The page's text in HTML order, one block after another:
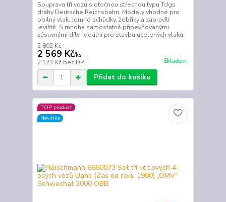
Souprava tří vozů s otočnou střechou typu Tdgs
dráhy Deutsche Reichsbahn. Modely vhodné pro
obilný vlak. Jemné schůdky, žebříky a zábradlí
jeviště. S mnoha samostatně připevňovanými
zásuvnými díly. Ideální pro stavbu ucelených vlaků.
2 802 Kč
2 569 Kč/ks
2 123 Kč bez DPH Skladem
Přidat do košíku
TOP produkt
Novinka